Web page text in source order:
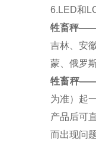
6.LED和
牲畜秤——
吉林、安
蒙、俄罗
牲畜秤
为准）起
产品后可
而出现问